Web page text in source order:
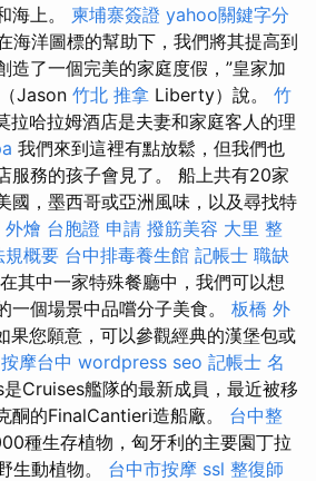
海上。 柬埔寨簽證 yahoo關鍵字分
海洋圖標的幫助下，我們將其提高到
造了一個完美的家庭度假，”皇家加
Jason 竹北 推拿 Liberty）說。 竹
拉哈拉姆酒店是夫妻和家庭客人的理
我們來到這裡有點放鬆，但我們也
服務的孩子會見了。 船上共有20家
國，墨西哥或亞洲風味，以及尋找特
外燴 台胞證 申請 撥筋美容 大里 整
規概要 台中排毒養生館 記帳士 職缺
其中一家特殊餐廳中，我們可以想
一個場景中品嚐分子美食。 板橋 外
果您願意，可以參觀經典的漢堡包或
按摩台中 wordpress seo 記帳士 名
Cruises艦隊的最新成員，最近被移
酮的FinalCantieri造船廠。 台中整
種生存植物，匈牙利的主要園丁拉
生動植物。 台中市按摩 ssl 整復師